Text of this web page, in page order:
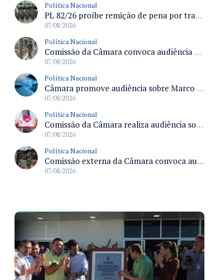
Política Nacional
PL 82/26 proíbe remição de pena por trabalho em funções militares para condenados por crimes contra o Estado Democrático de Direito
07/08/2026
Política Nacional
Comissão da Câmara convoca audiência para discutir misoginia nas escolas e universidades após divulgação de listas misóginas
07/08/2026
Política Nacional
Câmara promove audiência sobre Marco de Fomento à Economia Digital e impactos da inteligência artificial
07/08/2026
Política Nacional
Comissão da Câmara realiza audiência sobre apostas online para medir o tamanho do mercado ilegal
07/08/2026
Política Nacional
Comissão externa da Câmara convoca audiência pública sobre chuvas na Zona da Mata de Minas Gerais e impactos em Juiz de Fora
07/08/2026